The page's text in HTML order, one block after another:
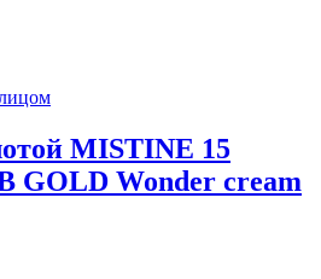
MISTINE 15
GOLD Wonder cream